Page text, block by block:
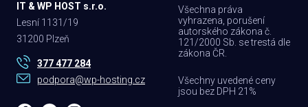
Všechna práva
vyhrazena, porušení
autorského zákona č.
121/2000 Sb. se trestá dle
zákona ČR.
Všechny uvedené ceny
jsou bez DPH 21%
IT & WP HOST s.r.o.
Lesní 1131/19
31200 Plzeň
377 477 284
podpora@wp-hosting.cz